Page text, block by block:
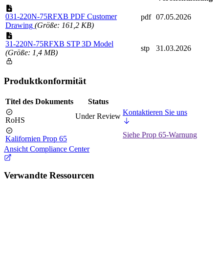
031-220N-75RFXB PDF Customer
Drawing (Größe: 161,2 KB)
pdf 07.05.2026
31-220N-75RFXB STP 3D Model
(Größe: 1,4 MB)
stp 31.03.2026
Produktkonformität
Titel des Dokuments Status
RoHS Under Review Kontaktieren Sie uns
Kalifornien Prop 65
Siehe Prop 65-Warnung
Ansicht Compliance Center
Verwandte Ressourcen